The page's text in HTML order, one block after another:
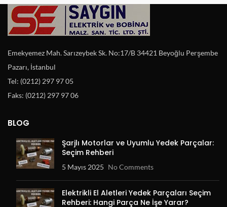
Emekyemez Mah. Sarızeybek Sk. No:17/B 34421 Beyoğlu Perşembe
Pazarı, İstanbul
Tel: (0212) 297 97 05
Faks: (0212) 297 97 06
BLOG
Şarjlı Motorlar ve Uyumlu Yedek Parçalar:
Seçim Rehberi
5 Mayıs 2025 No Comments
Elektrikli El Aletleri Yedek Parçaları Seçim
Rehberi: Hangi Parça Ne İşe Yarar?